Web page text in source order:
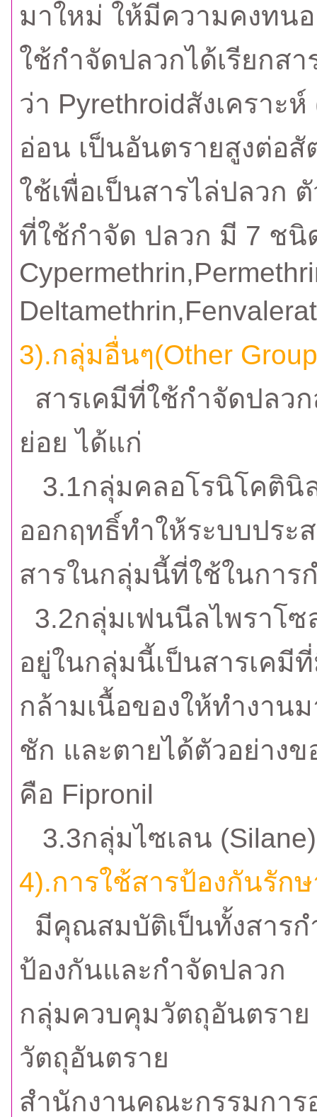
มาใหม่ ให้มีความคงทน
ใช้กำจัดปลวกได้เรียกส
ว่า Pyrethroidสังเคราะ
อ่อน เป็นอันตรายสูงต่อ
ใช้เพื่อเป็นสารไล่ปลวก
ที่ใช้กำจัด ปลวก มี 7 ชนิ
3).กลุ่มอื่นๆ(Other
สารเคมีที่ใช้กำจัดปลว
ย่อย ได้แก่
3.1กลุ่มคลอโรนิโคตินิล
ออกฤทธิ์ทำให้ระบบประ
สารในกลุ่มนี้ที่ใช้ในการ
3.2กลุ่มเฟนนีลไพราโซ
อยู่ในกลุ่มนี้เป็นสารเคมี
กล้ามเนื้อของให้ทำงาน
ชัก และตายได้ตัวอย่าง
คือ Fipronil
3.3กลุ่มไซเลน
4).การใช้สารป้องกันรัก
มีคุณสมบัติเป็นทั้งสารก
ป้องกันและกำจัดปลวก
กลุ่มควบคุมวัตถุอันตราย
วัตถุอันตราย
สำนักงานคณะกรรมการ